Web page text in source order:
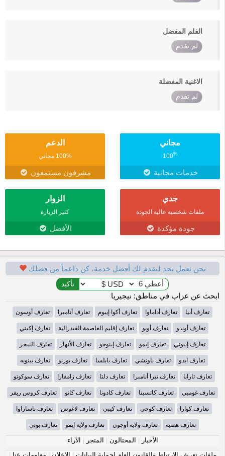
الفلم المفضل
لم تقدم
الاغنية المفضلة
لم تقدم
مجاني
100%
خدمات مجانية
الدعم
100% مجاني
مشرفون مستمعون
جدي
ملفات شخصية عالية الجودة
جودة مؤكدة
الزوار
كثير الزيارة
الأفضل
نحن نعمل بجد لنقدم لك أفضل خدمة، كن داعماً من فضلك
ابحث عن عزاب في مناطق: نيجيريا
تعارف أبيا تعارف أداماوا تعارف أكوا إيبوم تعارف أنامبرا تعارف أوسون
تعارف أوندو تعارف أويو تعارف إقليم العاصمة الفيدرالية تعارف إكيتي
تعارف إيبوني تعارف إيمو تعارف إينوجو تعارف الأنهار تعارف النيجر
تعارف ايدو تعارف باوتشي تعارف بايلسا تعارف بورنو تعارف بينويه
تعارف تارابا تعارف تيرا أنامبرا تعارف دلتا تعارف زامفارا تعارف سوكوتو
تعارف غومبي تعارف كاتسينا تعارف كادونا تعارف كانو تعارف كروس ريفر
تعارف كوارا تعارف كوجي تعارف كيبي تعارف لاغوس تعارف ناساراوا
تعارف هضبة تعارف ولاية أوجون تعارف ولاية إيمو تعارف يوبي
الأخبار | المحتالون | المتجر | الآراء